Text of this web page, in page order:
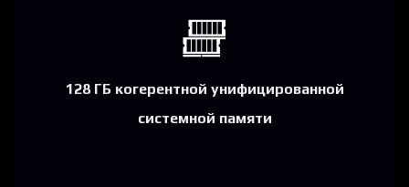
128 ГБ когерентной унифицированной
системной памяти